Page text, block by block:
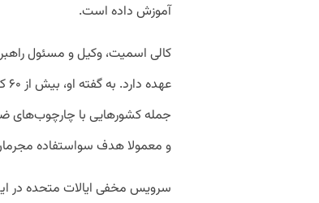
آموزش داده است.
کالی اسمیت، وکیل و مسئول
جمله کشورهایی با چارچوب‌های
و معمولا هدف سواستفاده
سرویس مخفی ایالات متحده در